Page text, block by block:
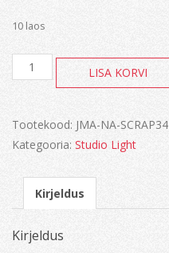
10 laos
New
Awakening
LISA KORVI
Tootekood: JMA-NA-SCRAP34
Kategooria: Studio Light
Kirjeldus
Kirjeldus